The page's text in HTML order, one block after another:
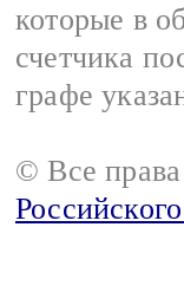
которые в
счетчика
графе
© Все